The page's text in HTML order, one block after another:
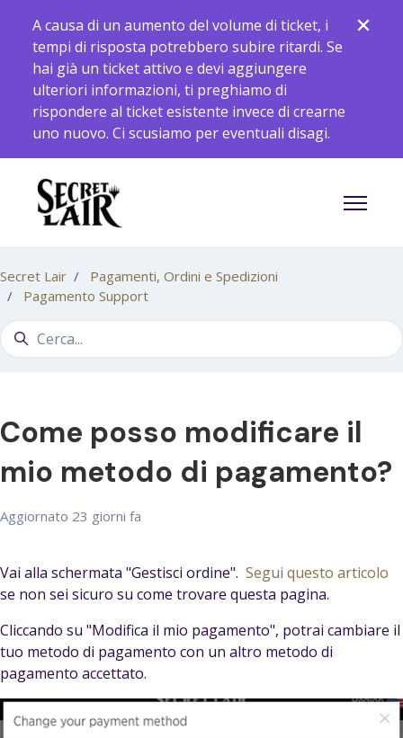
A causa di un aumento del volume di ticket, i
tempi di risposta potrebbero subire ritardi. Se
hai già un ticket attivo e devi aggiungere
ulteriori informazioni, ti preghiamo di
rispondere al ticket esistente invece di crearne
uno nuovo. Ci scusiamo per eventuali disagi.
Alterna
Secret Lair
Pagamenti, Ordini e Spedizioni
Pagamento Support
Ricerca
Come posso modificare il
mio metodo di pagamento?
Aggiornato 23 giorni fa
Vai alla schermata "Gestisci ordine". Segui questo articolo
se non sei sicuro su come trovare questa pagina.
Cliccando su "Modifica il mio pagamento", potrai cambiare il
tuo metodo di pagamento con un altro metodo di
pagamento accettato.